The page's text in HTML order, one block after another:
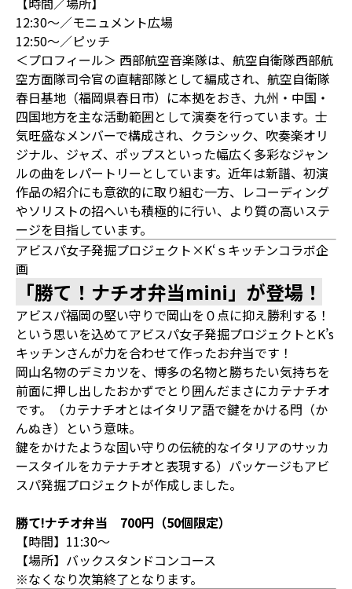
12:30～／モニュメント広場
12:50～／ピッチ
＜プロフィール＞ 西部航空音楽隊は、航空自衛隊西部航
空方面隊司令官の直轄部隊として編成され、航空自衛隊
春日基地（福岡県春日市）に本拠をおき、九州・中国・
四国地方を主な活動範囲として演奏を行っています。士
気旺盛なメンバーで構成され、クラシック、吹奏楽オリ
ジナル、ジャズ、ポップスといった幅広く多彩なジャン
ルの曲をレパートリーとしています。近年は新譜、初演
作品の紹介にも意欲的に取り組む一方、レコーディング
やソリストの招へいも積極的に行い、より質の高いステ
ージを目指しています。
アビスパ女子発掘プロジェクト×K‘ｓキッチンコラボ企
画
「勝て！ナチオ弁当mini」が登場！
アビスパ福岡の堅い守りで岡山を０点に抑え勝利する！
という思いを込めてアビスパ女子発掘プロジェクトとK’s
キッチンさんが力を合わせて作ったお弁当です！
岡山名物のデミカツを、博多の名物と勝ちたい気持ちを
前面に押し出したおかずでとり囲んだまさにカテナチオ
です。（カテナチオとはイタリア語で鍵をかける閂（か
んぬき）という意味。
鍵をかけたような固い守りの伝統的なイタリアのサッカ
ースタイルをカテナチオと表現する）パッケージもアビ
スパ発掘プロジェクトが作成しました。
勝て!ナチオ弁当 700円（50個限定）
【時間】11:30～
【場所】バックスタンドコンコース
※なくなり次第終了となります。